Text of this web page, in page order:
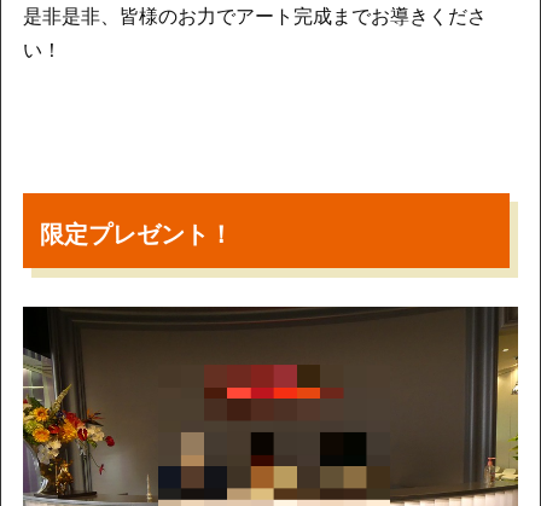
是非是非、皆様のお力でアート完成までお導きくださ
い！
限定プレゼント！